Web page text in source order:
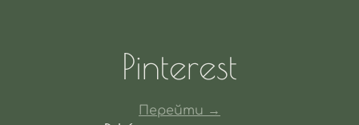
Pinterest
Перейти →